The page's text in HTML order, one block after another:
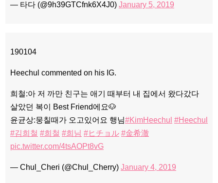
— 타다 (@9h39GTCfnk6X4J0) January 5, 2019
190104
Heechul commented on his IG.
희철:아 저 까만 친구는 애기 때부터 내 집에서 왔다갔다
살았던 복이 Best Friend에요🐶
윤균상:뭉칠때가 오고있어요 행님#KimHeechul #Heechul
#김희철 #희철 #희님 #ヒチョル #金希澈
pic.twitter.com/4tsAOPt8vG
— Chul_Cheri (@Chul_Cherry) January 4, 2019